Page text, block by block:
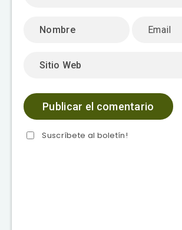
Suscríbete al boletín!